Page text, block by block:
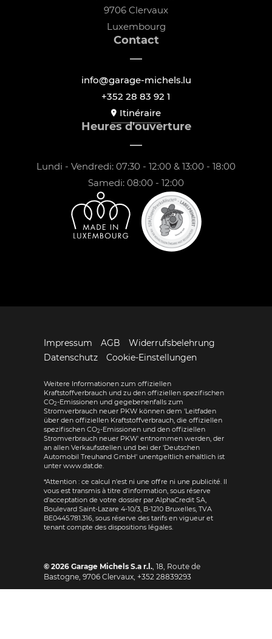
9706 Clervaux
Luxembourg
Contact
info@garage-michels.lu
+352 28 83 92 1
Itinéraire
Heures d'ouverture
Lundi - Vendredi: 07:30 - 12:00 & 13:00 - 18:00
Samedi: 08:00 - 12:00
Impressum AGB
Widerrufsbelehrung
Datenschutz
Cookie-Einstellungen
Weitere Informationen zum offiziellen
Kraftstoffverbrauch und zu den offiziellen spezifischen
CO2-Emissionen und gegebenenfalls zum
Stromverbrauch neuer PKW können dem 'Leitfaden
über den offiziellen Kraftstoffverbrauch, die offiziellen
spezifischen CO2-Emissionen und den offiziellen
Stromverbrauch neuer PKW' entnommen werden, der
an allen Verkaufsstellen und bei der 'Deutschen
Automobil Treuhand GmbH' unentgeltlich erhältlich ist
unter www.dat.de.
*Attention : ce calcul n'est ni une offre ni une publicité. Il
vous est transmis à titre d'information, sous réserve
d'acceptation de votre dossier par AlphaCredit SA,
Boulevard Saint-Lazare 4-10/3, B-1210 Bruxelles, TVA
BE0445.781.316, sous réserve des tarifs en vigueur et
tenant compte des dispositions légales.
© 2026 Garage Michels S.a r.l., 18, Route de
Bastogne, 9706 Clervaux, +352 28839293